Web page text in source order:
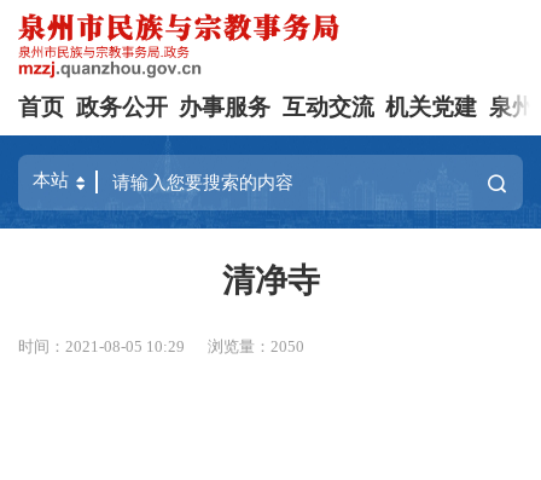
首页 政务公开 办事服务 互动交流 机关党建 泉州
清净寺
时间：2021-08-05 10:29 浏览量： 2050